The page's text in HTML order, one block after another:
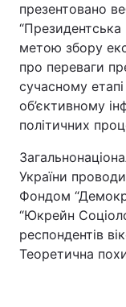
презентовано
“Президентська
метою збору
про переваги
сучасному
об’єктивному
політичних
України
Фондом
“Юкрейн
респондентів
Теоретична